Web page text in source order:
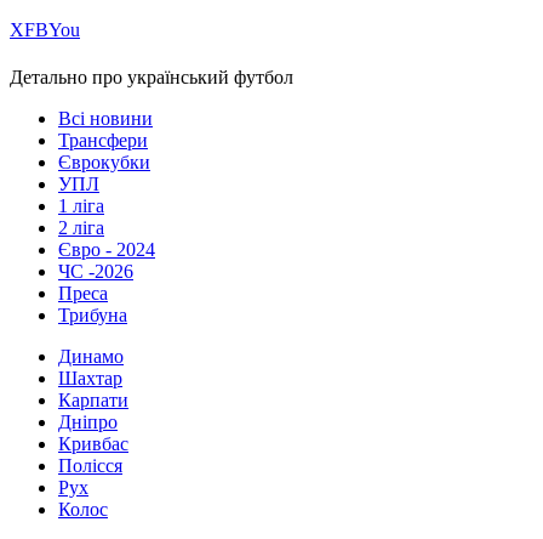
ХFBYou
Детально про український футбол
Всі новини
Трансфери
Єврокубки
УПЛ
1 ліга
2 ліга
Євро - 2024
ЧС -2026
Преса
Трибуна
Динамо
Шахтар
Карпати
Дніпро
Кривбас
Полісся
Рух
Колос